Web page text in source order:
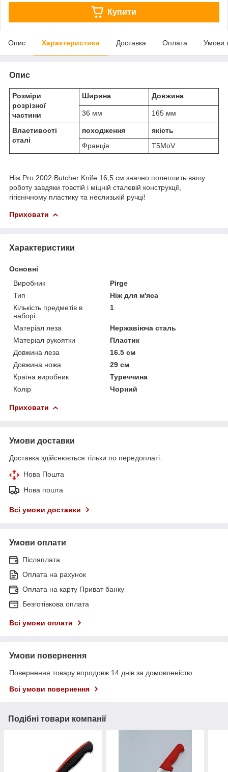
Купити
Опис Характеристики Доставка Оплата Умови
Опис
Розміри
розрізної
частини
Ширина Довжина
36 мм 165 мм
Властивості
сталі
походження
якість
Франція
T5MoV
Ніж Pro 2002 Butcher Knife 16,5 см значно полегшить вашу
роботу завдяки товстій і міцній сталевій конструкції,
гігієнічному пластику та неслизькій ручці!
Приховати
Характеристики
Основні
Виробник
Pirge
Тип
Ніж для м'яса
Кількість предметів в
наборі
1
Матеріал леза
Нержавіюча сталь
Матеріал рукоятки
Пластик
Довжина леза
16.5 см
Довжина ножа
29 см
Країна виробник
Туреччина
Колір
Чорний
Приховати
Умови доставки
Доставка здійснюється тільки по передоплаті.
Нова Пошта
Нова пошта
Всі умови доставки
Умови оплати
Післяплата
Оплата на рахунок
Оплата на карту Приват банку
Безготівкова оплата
Всі умови оплати
Умови повернення
Повернення товару впродовж 14 днів за домовленістю
Всі умови повернення
Подібні товари компанії